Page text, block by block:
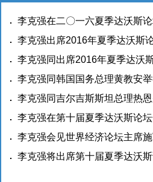
李克强在二〇一六夏季达沃斯
回答问题以及同部分企业家代
30)
李克强出席2016年夏季达沃斯
辞(2016-06-29)
李克强同出席2016年夏季达沃
对话会(2016-06-29)
李克强同韩国国务总理黄教安
李克强同吉尔吉斯斯坦总理热
06-27)
李克强在第十届夏季达沃斯论
06-27)
李克强会见世界经济论坛主席
李克强将出席第十届夏季达沃